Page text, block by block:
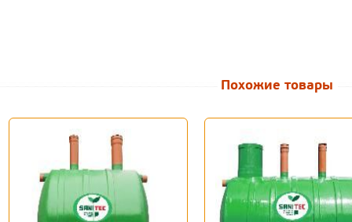
Похожие товары